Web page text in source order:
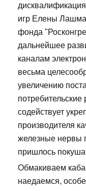
игр Елены
фонда
дальнейшее
каналам
весьма
увеличению
содействует
производителя
железные нервы
пришлось
Обмакиваем
наедаемся,